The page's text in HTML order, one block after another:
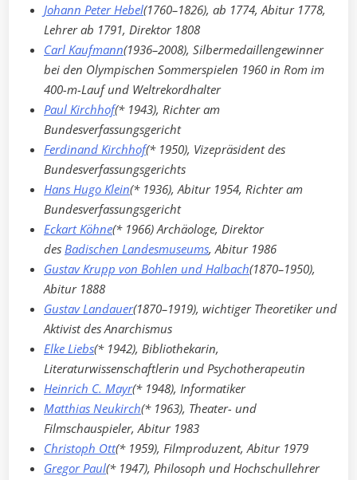
Johann Peter Hebel(1760–1826), ab 1774, Abitur 1778,
Lehrer ab 1791, Direktor 1808
Carl Kaufmann(1936–2008), Silbermedaillengewinner
bei den Olympischen Sommerspielen 1960 in Rom im
400-m-Lauf und Weltrekordhalter
Paul Kirchhof(* 1943), Richter am
Bundesverfassungsgericht
Ferdinand Kirchhof(* 1950), Vizepräsident des
Bundesverfassungsgerichts
Hans Hugo Klein(* 1936), Abitur 1954, Richter am
Bundesverfassungsgericht
Eckart Köhne(* 1966) Archäologe, Direktor
des Badischen Landesmuseums, Abitur 1986
Gustav Krupp von Bohlen und Halbach(1870–1950),
Abitur 1888
Gustav Landauer(1870–1919), wichtiger Theoretiker und
Aktivist des Anarchismus
Elke Liebs(* 1942), Bibliothekarin,
Literaturwissenschaftlerin und Psychotherapeutin
Heinrich C. Mayr(* 1948), Informatiker
Matthias Neukirch(* 1963), Theater- und
Filmschauspieler, Abitur 1983
Christoph Ott(* 1959), Filmproduzent, Abitur 1979
Gregor Paul(* 1947), Philosoph und Hochschullehrer